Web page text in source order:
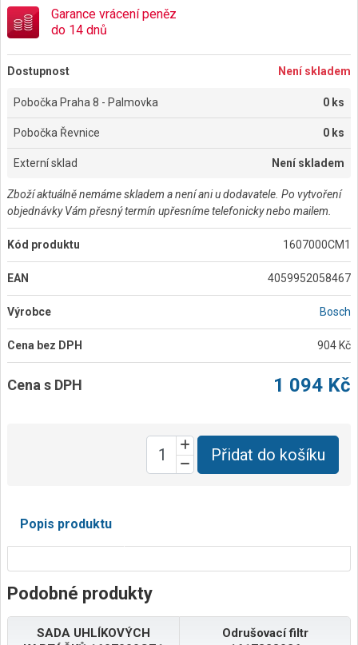
Garance vrácení peněz
do 14 dnů
Dostupnost Není skladem
Pobočka Praha 8 - Palmovka 0 ks
Pobočka Řevnice 0 ks
Externí sklad Není skladem
Zboží aktuálně nemáme skladem a není ani u dodavatele. Po vytvoření
objednávky Vám přesný termín upřesníme telefonicky nebo mailem.
Kód produktu 1607000CM1
EAN 4059952058467
Výrobce Bosch
Cena bez DPH 904 Kč
Cena s DPH 1 094 Kč
Přidat do košíku
Popis produktu
Podobné produkty
SADA UHLÍKOVÝCH
Odrušovací filtr